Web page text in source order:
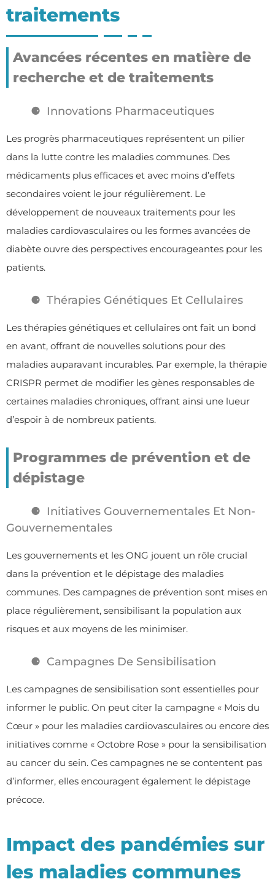
traitements
Avancées récentes en matière de
recherche et de traitements
Innovations Pharmaceutiques
Les progrès pharmaceutiques représentent un pilier
dans la lutte contre les maladies communes. Des
médicaments plus efficaces et avec moins d’effets
secondaires voient le jour régulièrement. Le
développement de nouveaux traitements pour les
maladies cardiovasculaires ou les formes avancées de
diabète ouvre des perspectives encourageantes pour les
patients.
Thérapies Génétiques Et Cellulaires
Les thérapies génétiques et cellulaires ont fait un bond
en avant, offrant de nouvelles solutions pour des
maladies auparavant incurables. Par exemple, la thérapie
CRISPR permet de modifier les gènes responsables de
certaines maladies chroniques, offrant ainsi une lueur
d’espoir à de nombreux patients.
Programmes de prévention et de
dépistage
Initiatives Gouvernementales Et Non-
Gouvernementales
Les gouvernements et les ONG jouent un rôle crucial
dans la prévention et le dépistage des maladies
communes. Des campagnes de prévention sont mises en
place régulièrement, sensibilisant la population aux
risques et aux moyens de les minimiser.
Campagnes De Sensibilisation
Les campagnes de sensibilisation sont essentielles pour
informer le public. On peut citer la campagne « Mois du
Cœur » pour les maladies cardiovasculaires ou encore des
initiatives comme « Octobre Rose » pour la sensibilisation
au cancer du sein. Ces campagnes ne se contentent pas
d’informer, elles encouragent également le dépistage
précoce.
Impact des pandémies sur
les maladies communes